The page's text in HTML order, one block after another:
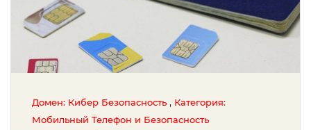
Домен: Кибер Безопасность , Категория:
Мобильный Телефон и Безопасность